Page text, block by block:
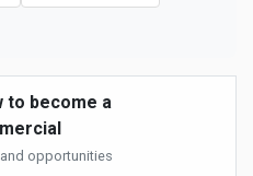
to become a
opportunities